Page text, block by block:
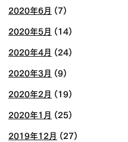
2020年6月 (7)
2020年5月 (14)
2020年4月 (24)
2020年3月 (9)
2020年2月 (19)
2020年1月 (25)
2019年12月 (27)